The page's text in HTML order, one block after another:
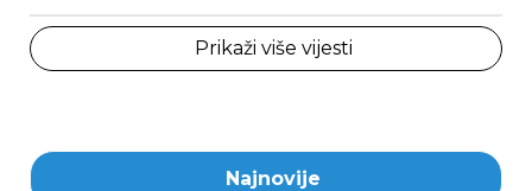
Prikaži više vijesti
Najnovije